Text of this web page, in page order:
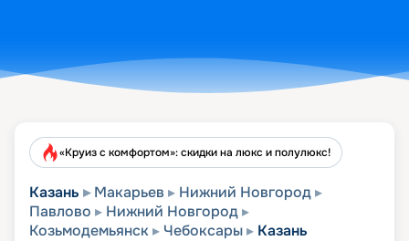
«Круиз с комфортом»: скидки на люкс и полулюкс!
Казань Макарьев
Нижний Новгород
Павлово
Нижний Новгород
Козьмодемьянск
Чебоксары Казань